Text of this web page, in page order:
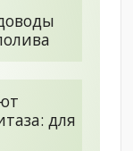
для